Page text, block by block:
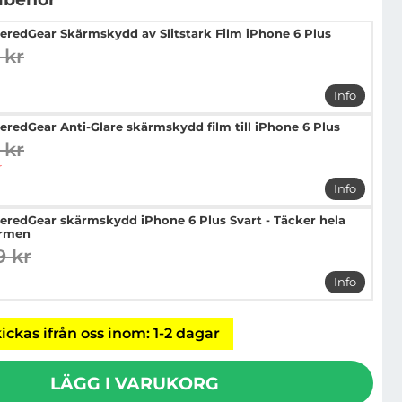
Skärmskydd av Slitstark Film iPhone 6 Plus
pris
kr
Info
mer info
Anti-Glare skärmskydd film till iPhone 6 Plus
pris
kr
Info
mer info
skärmskydd iPhone 6 Plus Svart - Täcker hela
pris
kr
Info
mer info
ifrån oss inom: 1-2 dagar
LÄGG I VARUKORG